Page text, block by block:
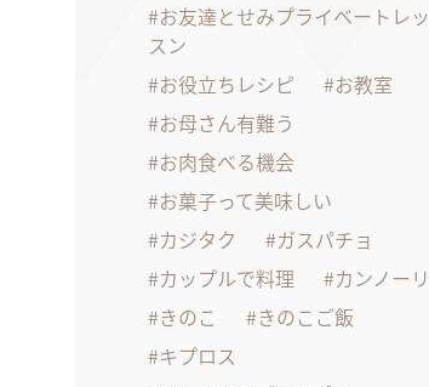
お友達とせみプライベートレッ
スン
お役立ちレシピ
お教室
お母さん有難う
お肉食べる機会
お菓子って美味しい
カジタク
ガスパチョ
カップルで料理
カンノーリ
きのこ
きのこご飯
キプロス